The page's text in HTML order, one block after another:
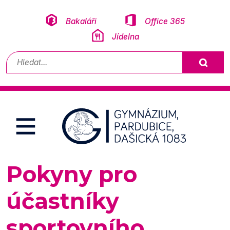
Bakaláři
Office 365
Jídelna
Vyhledávání
Pokyny pro
účastníky